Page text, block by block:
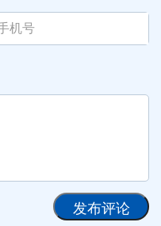
发布评论